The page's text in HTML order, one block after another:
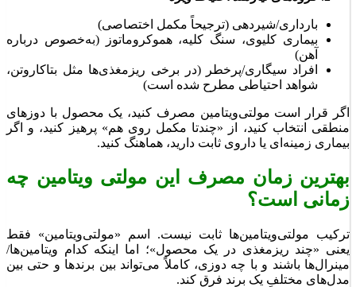
بارداری/شیردهی (ترجیحاً مکمل اختصاصی)
بیماری کلیوی، سنگ کلیه، هموکروماتوز (به‌خصوص درباره
آهن)
افراد سیگاری/پرخطر (در برخی ریزمغذی‌ها مثل بتاکاروتن،
شواهد احتیاطی مطرح شده است)
اگر قرار است مولتی‌ویتامین مصرف کنید، یک محصول با دوزهای
منطقی انتخاب کنید، از «چندتا مکمل روی هم» پرهیز کنید، و اگر
بیماری زمینه‌ای یا داروی ثابت دارید، هماهنگ کنید.
بهترین زمان مصرف این مولتی ویتامین چه
زمانی است؟
ترکیب مولتی‌ویتامین‌ها ثابت نیست. اسم «مولتی‌ویتامین» فقط
یعنی «چند ریزمغذی در یک محصول»؛ اما اینکه کدام ویتامین‌ها/
مینرال‌ها باشند و با چه دوزی، کاملاً می‌تواند بین برندها و حتی بین
مدل‌های مختلفِ یک برند فرق کند.